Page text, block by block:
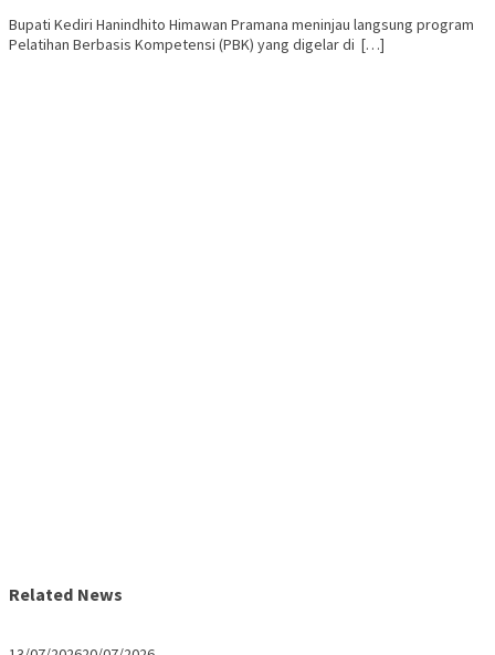
Bupati Kediri Hanindhito Himawan Pramana meninjau langsung program
Pelatihan Berbasis Kompetensi (PBK) yang digelar di […]
Related News